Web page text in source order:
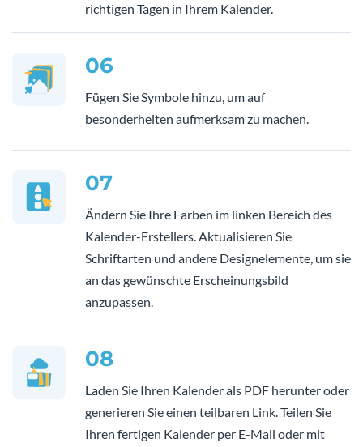
richtigen Tagen in Ihrem Kalender.
06
Fügen Sie Symbole hinzu, um auf
besonderheiten aufmerksam zu machen.
07
Ändern Sie Ihre Farben im linken Bereich des
Kalender-Erstellers. Aktualisieren Sie
Schriftarten und andere Designelemente, um sie
an das gewünschte Erscheinungsbild
anzupassen.
08
Laden Sie Ihren Kalender als PDF herunter oder
generieren Sie einen teilbaren Link. Teilen Sie
Ihren fertigen Kalender per E-Mail oder mit